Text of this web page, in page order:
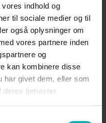
indhold og
til sociale medier og til
også oplysninger om
vores partnere inden
og
kan kombinere disse
har givet dem, eller som
deres tjenester.
og leverværdier og
for at give
Vi undersøger
ved hjælp af stix,
for at tjekke,
sin urin. Desuden